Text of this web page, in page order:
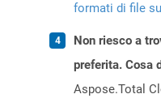
formati di file
Non riesco a
preferita. Cosa
Aspose.Total